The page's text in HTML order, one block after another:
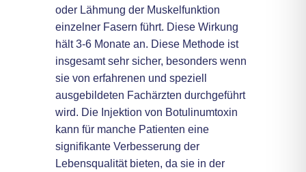
oder Lähmung der Muskelfunktion
einzelner Fasern führt. Diese Wirkung
hält 3-6 Monate an. Diese Methode ist
insgesamt sehr sicher, besonders wenn
sie von erfahrenen und speziell
ausgebildeten Fachärzten durchgeführt
wird. Die Injektion von Botulinumtoxin
kann für manche Patienten eine
signifikante Verbesserung der
Lebensqualität bieten, da sie in der